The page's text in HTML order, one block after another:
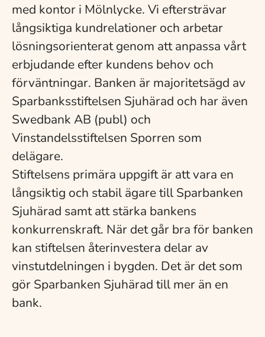
med kontor i Mölnlycke. Vi eftersträvar
långsiktiga kundrelationer och arbetar
lösningsorienterat genom att anpassa vårt
erbjudande efter kundens behov och
förväntningar. Banken är majoritetsägd av
Sparbanksstiftelsen Sjuhärad och har även
Swedbank AB (publ) och
Vinstandelsstiftelsen Sporren som
delägare.
Stiftelsens primära uppgift är att vara en
långsiktig och stabil ägare till Sparbanken
Sjuhärad samt att stärka bankens
konkurrenskraft. När det går bra för banken
kan stiftelsen återinvestera delar av
vinstutdelningen i bygden. Det är det som
gör Sparbanken Sjuhärad till mer än en
bank.